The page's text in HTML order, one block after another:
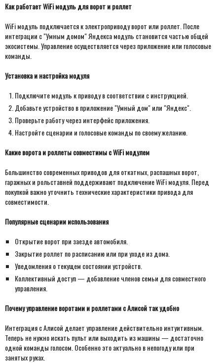
Как работает WiFi модуль для ворот и роллет
WiFi модуль подключается к электроприводу ворот или роллет. После
интеграции с "Умным домом" Яндекса модуль становится частью общей
экосистемы. Управление осуществляется через приложение или голосовые
команды.
Установка и настройка модуля
Подключите модуль к приводу в соответствии с инструкцией.
Добавьте устройство в приложение "Умный дом" или "Яндекс".
Проверьте работу через интерфейс приложения.
Настройте сценарии и голосовые команды по своему желанию.
Какие ворота и роллеты совместимы с WiFi модулем
Большинство современных приводов для откатных, распашных ворот,
гаражных и рольставней поддерживают подключение WiFi модуля. Перед
покупкой важно уточнить технические характеристики привода для
совместимости.
Популярные сценарии использования
Открытие ворот при заезде автомобиля.
Закрытие роллет по расписанию или при уходе из дома.
Уведомления о текущем состоянии устройств.
Коллективный доступ — добавление членов семьи для совместного
управления.
Почему управление воротами и роллетами с Алисой так удобно
Интеграция с Алисой делает управление действительно интуитивным.
Теперь не нужно искать пульт или выходить из машины — достаточно
одной команды голосом. Особенно это актуально в непогоду или при
занятых руках.